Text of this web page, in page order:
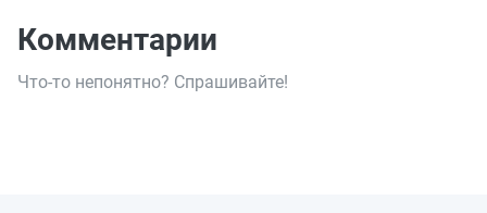
Комментарии
Что-то непонятно? Спрашивайте!